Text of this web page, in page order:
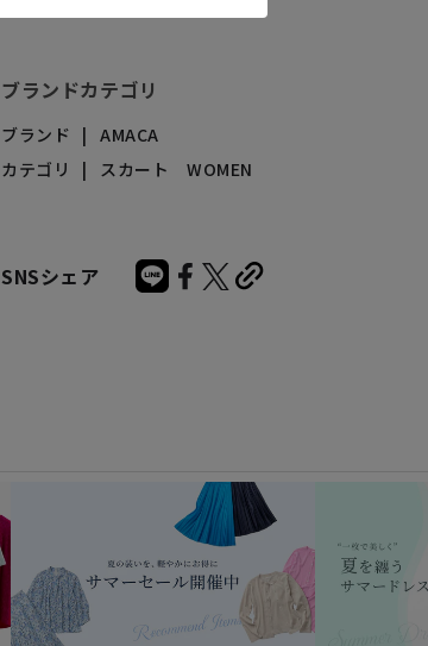
ブランドカテゴリ
ブランド
AMACA
カテゴリ
スカート WOMEN
SNSシェア